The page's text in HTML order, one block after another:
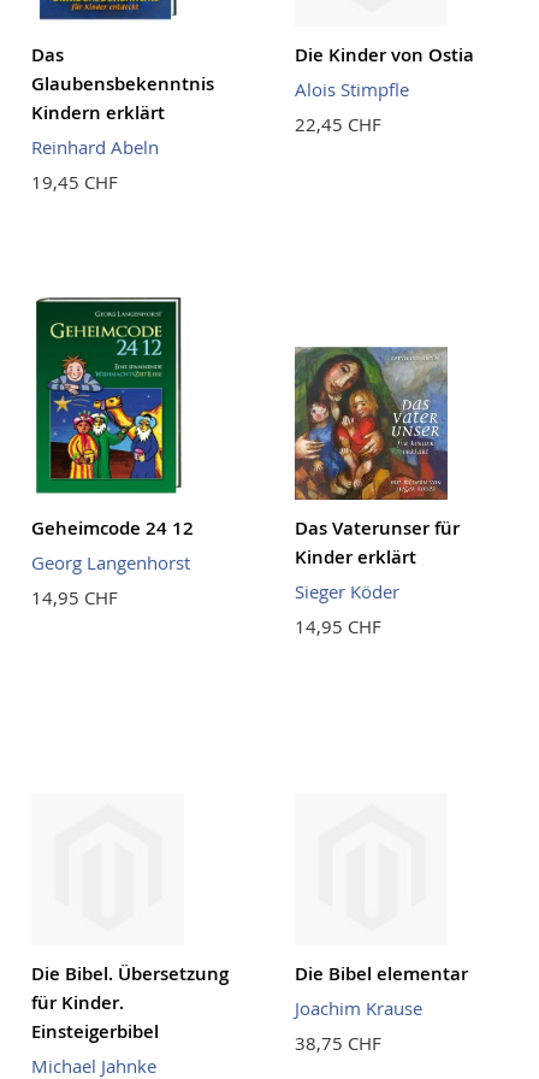
Das
Glaubensbekenntnis
Kindern erklärt
Reinhard Abeln
19,45 CHF
Die Kinder von Ostia
Alois Stimpfle
22,45 CHF
Geheimcode 24 12
Georg Langenhorst
14,95 CHF
Das Vaterunser für
Kinder erklärt
Sieger Köder
14,95 CHF
Die Bibel. Übersetzung
für Kinder.
Einsteigerbibel
Michael Jahnke
Die Bibel elementar
Joachim Krause
38,75 CHF